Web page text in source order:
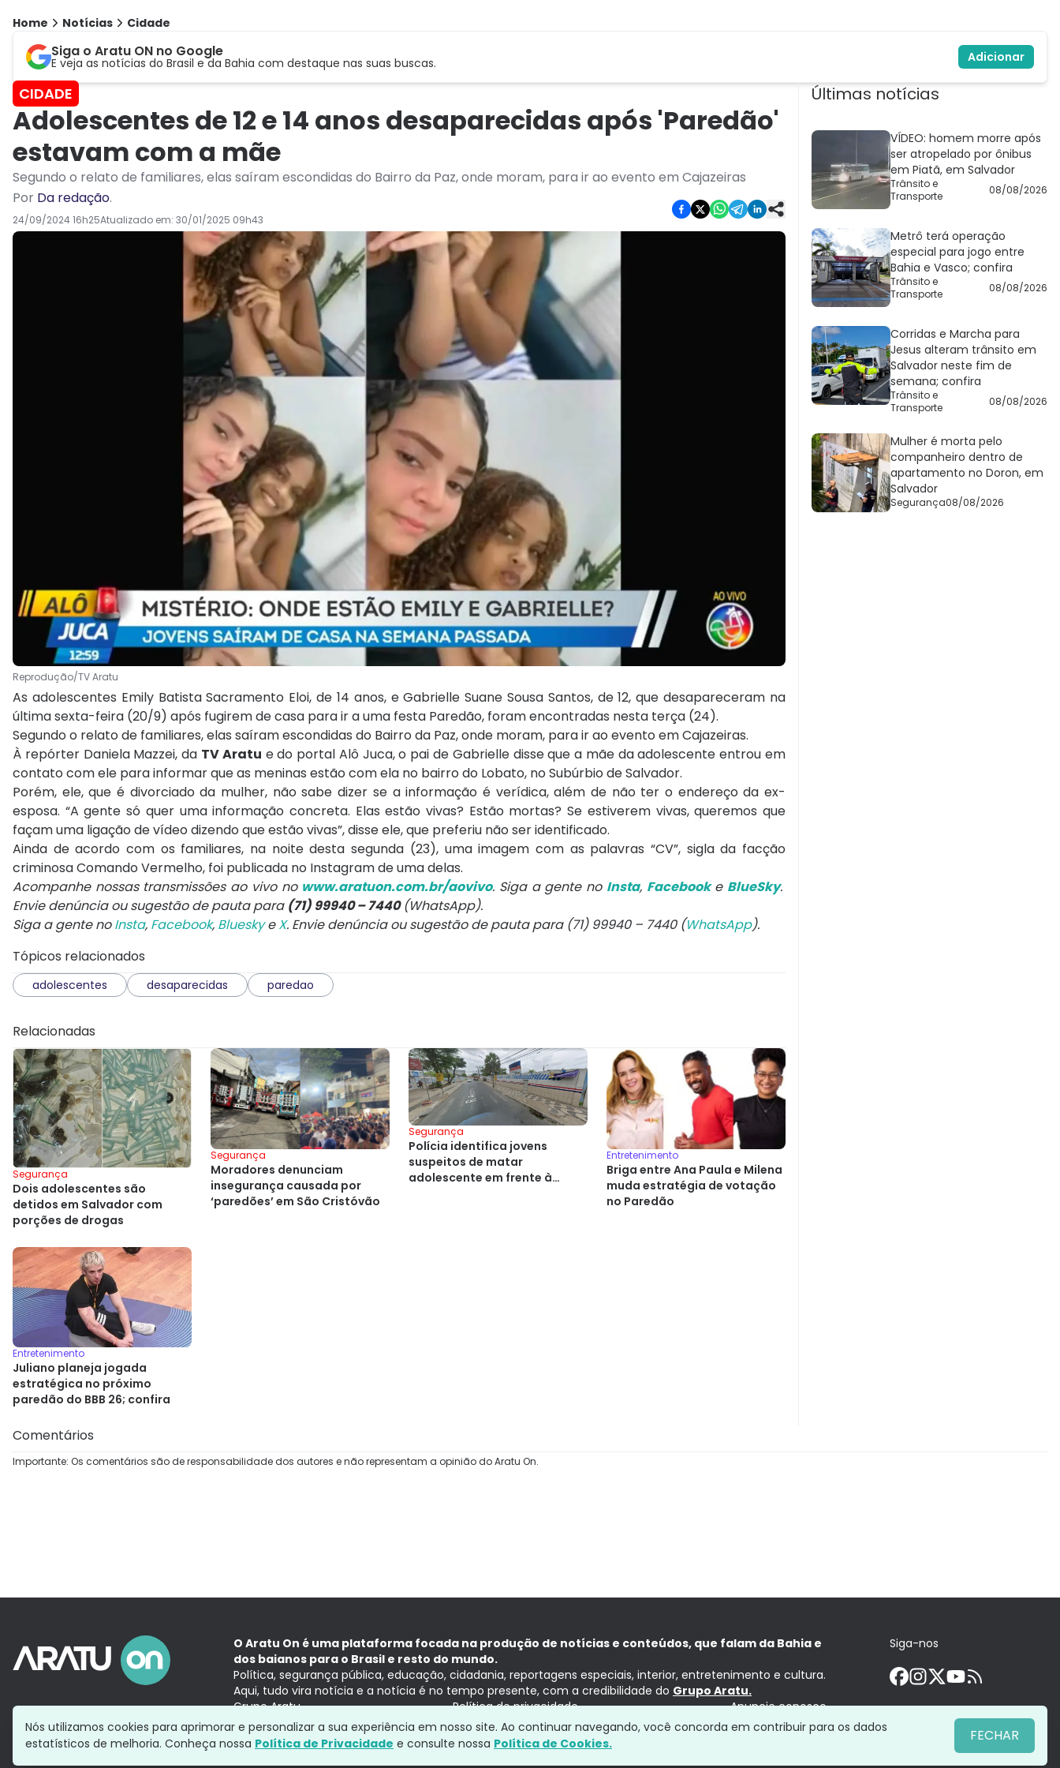
Home Notícias Cidade
Siga o Aratu ON no Google
E veja as notícias do Brasil e da Bahia com destaque nas suas buscas. Adicionar
CIDADE
Adolescentes de 12 e 14 anos desaparecidas após 'Paredão'
estavam com a mãe
Segundo o relato de familiares, elas saíram escondidas do Bairro da Paz, onde moram, para ir ao evento em Cajazeiras
Por Da redação.
24/09/2024 16h25Atualizado em: 30/01/2025 09h43
Reprodução/TV Aratu
As adolescentes Emily Batista Sacramento Eloi, de 14 anos, e Gabrielle Suane Sousa Santos, de 12, que desapareceram na
última sexta-feira (20/9) após fugirem de casa para ir a uma festa Paredão, foram encontradas nesta terça (24).
Segundo o relato de familiares, elas saíram escondidas do Bairro da Paz, onde moram, para ir ao evento em Cajazeiras.
À repórter Daniela Mazzei, da TV Aratu e do portal Alô Juca, o pai de Gabrielle disse que a mãe da adolescente entrou em
contato com ele para informar que as meninas estão com ela no bairro do Lobato, no Subúrbio de Salvador.
Porém, ele, que é divorciado da mulher, não sabe dizer se a informação é verídica, além de não ter o endereço da ex-
esposa. “A gente só quer uma informação concreta. Elas estão vivas? Estão mortas? Se estiverem vivas, queremos que
façam uma ligação de vídeo dizendo que estão vivas”, disse ele, que preferiu não ser identificado.
Ainda de acordo com os familiares, na noite desta segunda (23), uma imagem com as palavras “CV”, sigla da facção
criminosa Comando Vermelho, foi publicada no Instagram de uma delas.
Acompanhe nossas transmissões ao vivo no www.aratuon.com.br/aovivo. Siga a gente no Insta, Facebooke BlueSky.
Envie denúncia ou sugestão de pauta para (71) 99940 – 7440(WhatsApp).
Siga a gente noInsta, Facebook, BlueskyeX. Envie denúncia ou sugestão de pauta para (71) 99940 – 7440 (WhatsApp).
Tópicos relacionados
adolescentes desaparecidas paredao
Relacionadas
Segurança
Dois adolescentes são
detidos em Salvador com
porções de drogas
Segurança
Moradores denunciam
insegurança causada por
‘paredões’ em São Cristóvão
Segurança
Polícia identifica jovens
suspeitos de matar
adolescente em frente à
Entretenimento
Briga entre Ana Paula e Milena
muda estratégia de votação
no Paredão
Entretenimento
Juliano planeja jogada
estratégica no próximo
paredão do BBB 26; confira
Últimas notícias
VÍDEO: homem morre após
ser atropelado por ônibus
em Piatã, em Salvador
Trânsito e
Transporte
08/08/2026
Metrô terá operação
especial para jogo entre
Bahia e Vasco; confira
Trânsito e
Transporte
08/08/2026
Corridas e Marcha para
Jesus alteram trânsito em
Salvador neste fim de
semana; confira
Trânsito e
Transporte
08/08/2026
Mulher é morta pelo
companheiro dentro de
apartamento no Doron, em
Salvador
Segurança08/08/2026
Comentários
Importante: Os comentários são de responsabilidade dos autores e não representam a opinião do Aratu On.
O Aratu On é uma plataforma focada na produção de notícias e conteúdos, que falam da Bahia e
dos baianos para o Brasil e resto do mundo.
Política, segurança pública, educação, cidadania, reportagens especiais, interior, entretenimento e cultura.
Aqui, tudo vira notícia e a notícia é no tempo presente, com a credibilidade do Grupo Aratu.
Grupo Aratu
Política de privacidade Anuncie conosco
Siga-nos
Nós utilizamos cookies para aprimorar e personalizar a sua experiência em nosso site. Ao continuar navegando, você concorda em contribuir para os dados
estatísticos de melhoria. Conheça nossa Política de Privacidade e consulte nossa Política de Cookies. FECHAR